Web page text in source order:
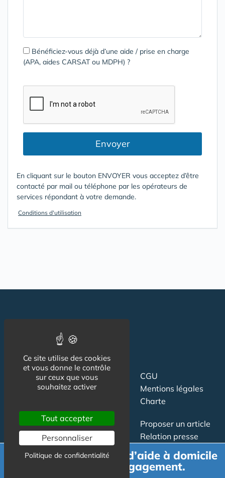
Bénéficiez-vous déjà d’une aide / prise en charge
(APA, aides CARSAT ou MDPH) ?
Envoyer
En cliquant sur le bouton ENVOYER vous acceptez d’être
contacté par mail ou téléphone par les opérateurs de
services répondant à votre demande.
Conditions d'utilisation
Suivez-nous
CGU
Mentions légales
Charte
Contact
Newsletter
Proposer un article
Relation presse
Demande de devis d’aide à domicile
gratuit et sans engagement.
Ce site utilise des cookies
et vous donne le contrôle
sur ceux que vous
souhaitez activer
Tout accepter
Personnaliser
Politique de confidentialité